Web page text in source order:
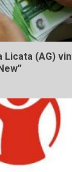
Licata (AG)